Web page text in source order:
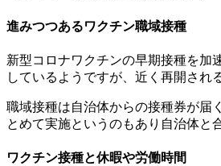
進みつつあるワクチン職域接種
新型コロナワクチンの早期接種を加
しているようですが、近く再開され
職域接種は自治体からの接種券が届
とめて実施というのもあり自治体と
ワクチン接種と休暇や労働時間